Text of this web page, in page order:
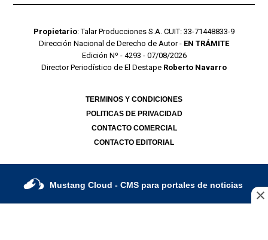
Propietario: Talar Producciones S.A. CUIT: 33-71448833-9
Dirección Nacional de Derecho de Autor - EN TRÁMITE
Edición Nº - 4293 - 07/08/2026
Director Periodístico de El Destape Roberto Navarro
TERMINOS Y CONDICIONES
POLITICAS DE PRIVACIDAD
CONTACTO COMERCIAL
CONTACTO EDITORIAL
Mustang Cloud - CMS para portales de noticias